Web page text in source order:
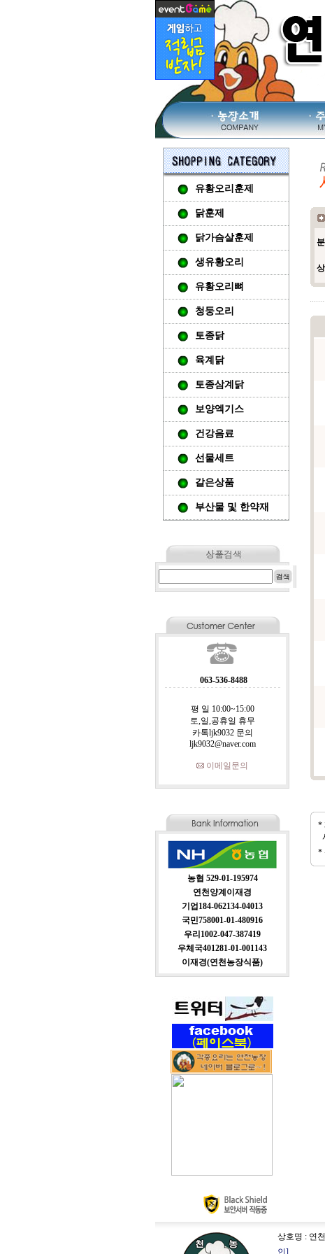
유황오리훈제
닭훈제
닭가슴살훈제
생유황오리
유황오리뼈
청둥오리
토종닭
육계닭
토종삼계닭
보양엑기스
건강음료
선물세트
갈은상품
부산물 및 한약재
063-536-8488
평 일 10:00~15:00
토,일,공휴일 휴무
카톡ljk9032 문의
ljk9032@naver.com
이메일문의
농협 529-01-195974
연천양계이재경
기업184-062134-04013
국민758001-01-480916
우리1002-047-387419
우체국401281-01-001143
이재경(연천농장식품)
*
*
상호명 : 연
인]